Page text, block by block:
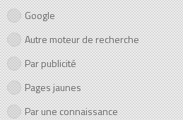
Google
Autre moteur de recherche
Par publicité
Pages jaunes
Par une connaissance